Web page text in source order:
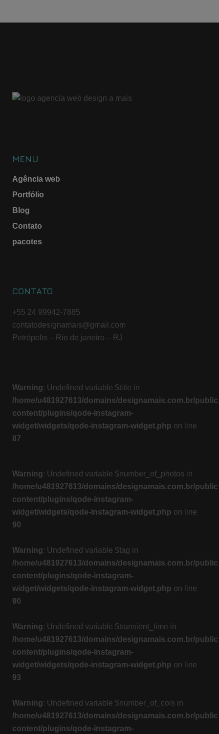
MENU
Agência web
Portfólio
Blog
Contato
pacotes
CONTATO
+55 24 99942-7885
contatodesignamais@gmail.com
Petrópolis – Rio de janeiro – RJ
Warning: Undefined variable $title in
/home/u481927613/domains/designamais.com.br/
content/plugins/qode-instagram-
widget/widgets/qode-instagram-widget.php on line
87
Warning: Undefined variable $number_of_photos in
/home/u481927613/domains/designamais.com.br/
content/plugins/qode-instagram-
widget/widgets/qode-instagram-widget.php on line
90
Warning: Undefined variable $tag in
/home/u481927613/domains/designamais.com.br/
content/plugins/qode-instagram-
widget/widgets/qode-instagram-widget.php on line
90
Warning: Undefined variable $transient_time in
/home/u481927613/domains/designamais.com.br/
content/plugins/qode-instagram-
widget/widgets/qode-instagram-widget.php on line
93
Warning: Undefined variable $number_of_cols in
/home/u481927613/domains/designamais.com.br/
content/plugins/qode-instagram-